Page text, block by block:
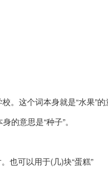
。这个词本身就是“水果”的
的意思是“种子”。
也可以用于(几)块“蛋糕”